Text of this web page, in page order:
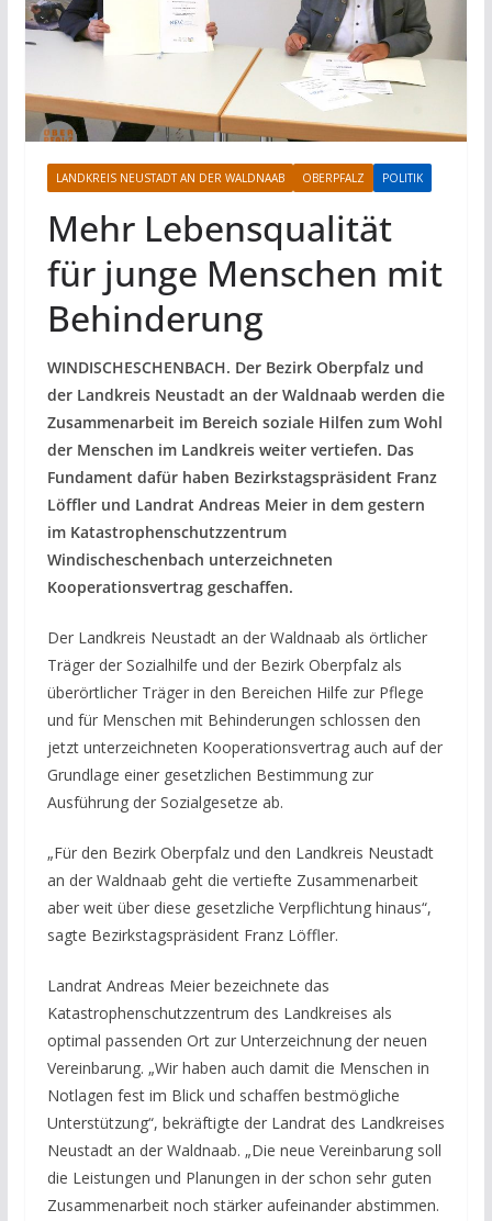
LANDKREIS NEUSTADT AN DER WALDNAAB OBERPFALZ POLITIK
Mehr Lebensqualität
für junge Menschen mit
Behinderung
WINDISCHESCHENBACH. Der Bezirk Oberpfalz und
der Landkreis Neustadt an der Waldnaab werden die
Zusammenarbeit im Bereich soziale Hilfen zum Wohl
der Menschen im Landkreis weiter vertiefen. Das
Fundament dafür haben Bezirkstagspräsident Franz
Löffler und Landrat Andreas Meier in dem gestern
im Katastrophenschutzzentrum
Windischeschenbach unterzeichneten
Kooperationsvertrag geschaffen.
Der Landkreis Neustadt an der Waldnaab als örtlicher
Träger der Sozialhilfe und der Bezirk Oberpfalz als
überörtlicher Träger in den Bereichen Hilfe zur Pflege
und für Menschen mit Behinderungen schlossen den
jetzt unterzeichneten Kooperationsvertrag auch auf der
Grundlage einer gesetzlichen Bestimmung zur
Ausführung der Sozialgesetze ab.
„Für den Bezirk Oberpfalz und den Landkreis Neustadt
an der Waldnaab geht die vertiefte Zusammenarbeit
aber weit über diese gesetzliche Verpflichtung hinaus“,
sagte Bezirkstagspräsident Franz Löffler.
Landrat Andreas Meier bezeichnete das
Katastrophenschutzzentrum des Landkreises als
optimal passenden Ort zur Unterzeichnung der neuen
Vereinbarung. „Wir haben auch damit die Menschen in
Notlagen fest im Blick und schaffen bestmögliche
Unterstützung“, bekräftigte der Landrat des Landkreises
Neustadt an der Waldnaab. „Die neue Vereinbarung soll
die Leistungen und Planungen in der schon sehr guten
Zusammenarbeit noch stärker aufeinander abstimmen.